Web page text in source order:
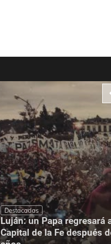
Destacadas
Luján: un Papa regresará
Capital de la Fe después